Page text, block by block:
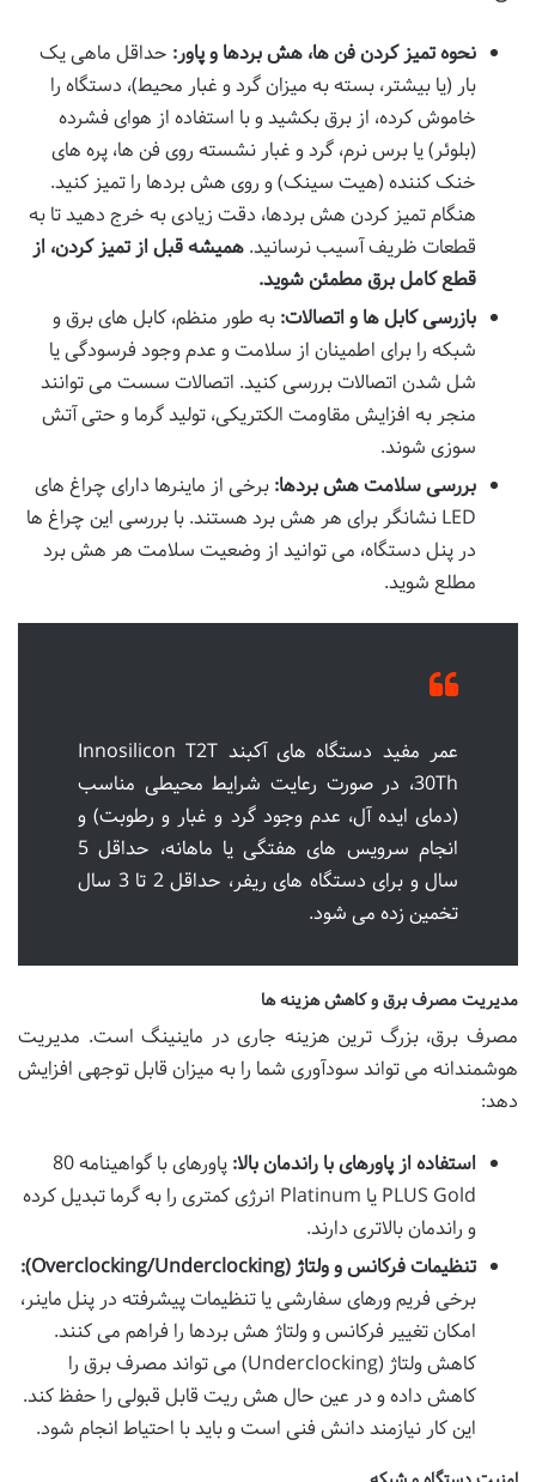
نحوه تمیز کردن فن ها، هش بردها و پاور: حداقل ماهی یک
بار (یا بیشتر، بسته به میزان گرد و غبار محیط)، دستگاه را
خاموش کرده، از برق بکشید و با استفاده از هوای فشرده
(بلوئر) یا برس نرم، گرد و غبار نشسته روی فن ها، پره های
خنک کننده (هیت سینک) و روی هش بردها را تمیز کنید.
هنگام تمیز کردن هش بردها، دقت زیادی به خرج دهید تا به
قطعات ظریف آسیب نرسانید. همیشه قبل از تمیز کردن، از
قطع کامل برق مطمئن شوید.
بازرسی کابل ها و اتصالات: به طور منظم، کابل های برق و
شبکه را برای اطمینان از سلامت و عدم وجود فرسودگی یا
شل شدن اتصالات بررسی کنید. اتصالات سست می توانند
منجر به افزایش مقاومت الکتریکی، تولید گرما و حتی آتش
سوزی شوند.
بررسی سلامت هش بردها: برخی از ماینرها دارای چراغ های
LED نشانگر برای هر هش برد هستند. با بررسی این چراغ ها
در پنل دستگاه، می توانید از وضعیت سلامت هر هش برد
مطلع شوید.
عمر مفید دستگاه های آکبند Innosilicon T2T
30Th، در صورت رعایت شرایط محیطی مناسب
(دمای ایده آل، عدم وجود گرد و غبار و رطوبت) و
انجام سرویس های هفتگی یا ماهانه، حداقل 5
سال و برای دستگاه های ریفر، حداقل 2 تا 3 سال
تخمین زده می شود.
مدیریت مصرف برق و کاهش هزینه ها
مصرف برق، بزرگ ترین هزینه جاری در ماینینگ است. مدیریت
هوشمندانه می تواند سودآوری شما را به میزان قابل توجهی افزایش
دهد:
استفاده از پاورهای با راندمان بالا:
پاورهای با گواهینامه 80
PLUS Gold یا Platinum انرژی کمتری را به گرما تبدیل کرده
و راندمان بالاتری دارند.
تنظیمات فرکانس و ولتاژ (Overclocking/Underclocking):
برخی فریم ورهای سفارشی یا تنظیمات پیشرفته در پنل ماینر،
امکان تغییر فرکانس و ولتاژ هش بردها را فراهم می کنند.
کاهش ولتاژ (Underclocking) می تواند مصرف برق را
کاهش داده و در عین حال هش ریت قابل قبولی را حفظ کند.
این کار نیازمند دانش فنی است و باید با احتیاط انجام شود.